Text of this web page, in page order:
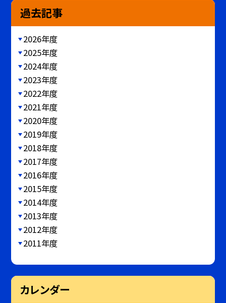
過去記事
2026年度
2025年度
2024年度
2023年度
2022年度
2021年度
2020年度
2019年度
2018年度
2017年度
2016年度
2015年度
2014年度
2013年度
2012年度
2011年度
カレンダー